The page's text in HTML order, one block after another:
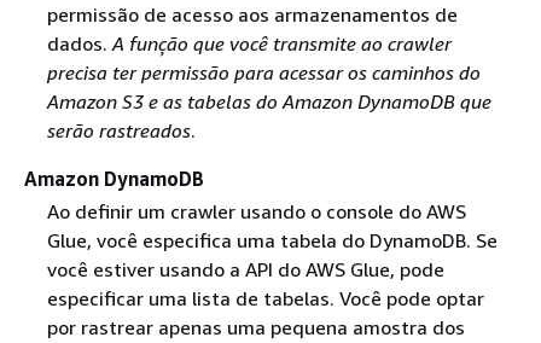
permissão de acesso aos armazenamentos de
dados.A função que você transmite ao crawler
precisa ter permissão para acessar os caminhos do
Amazon S3 e as tabelas do Amazon DynamoDB que
serão rastreados.
Amazon DynamoDB
Ao definir um crawler usando o console do AWS
Glue, você especifica uma tabela do DynamoDB. Se
você estiver usando a API do AWS Glue, pode
especificar uma lista de tabelas. Você pode optar
por rastrear apenas uma pequena amostra dos